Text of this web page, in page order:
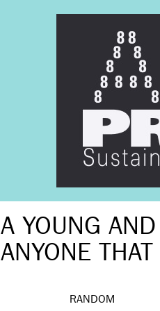
A YOUNG AND
ANYONE THAT
RANDOM